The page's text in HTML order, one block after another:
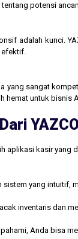
potensi
adalah kunci.
efektif.
yang sangat
hemat untuk bisnis
aplikasi kasir
yang intuitif,
inventaris dan
Anda bisa